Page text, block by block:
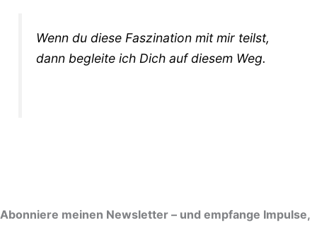
Wenn du diese Faszination mit mir teilst,
dann begleite ich Dich auf diesem Weg.
Abonniere meinen Newsletter – und empfange Impulse,